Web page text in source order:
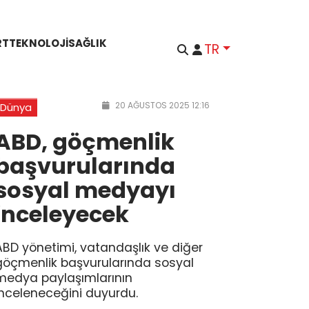
TEKNOLOJISAĞLIK
TR
Dünya 20 AĞUSTOS 2025 12:16
göçmenlik
medyayı
yönetimi, vatandaşlık ve diğer
başvurularında sosyal
paylaşımlarının
duyurdu.